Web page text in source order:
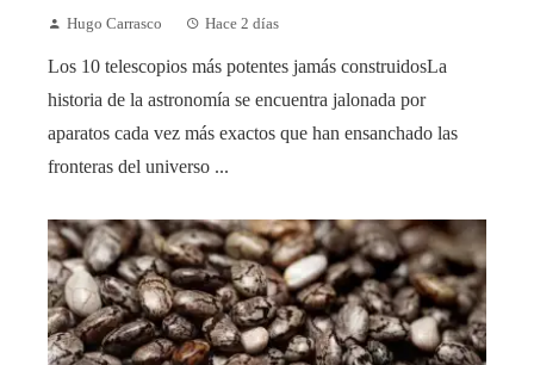
Hugo Carrasco Hace 2 días
Los 10 telescopios más potentes jamás construidosLa
historia de la astronomía se encuentra jalonada por
aparatos cada vez más exactos que han ensanchado las
fronteras del universo ...